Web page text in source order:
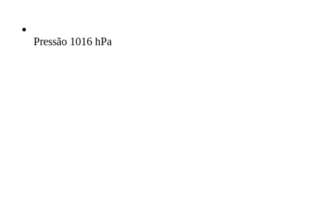
Pressão 1016 hPa